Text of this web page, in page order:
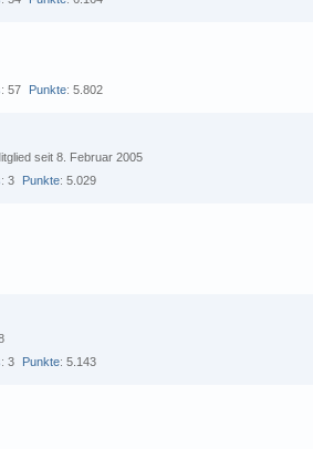
57 Punkte 5.802
seit 8. Februar 2005
3 Punkte 5.029
3 Punkte 5.143